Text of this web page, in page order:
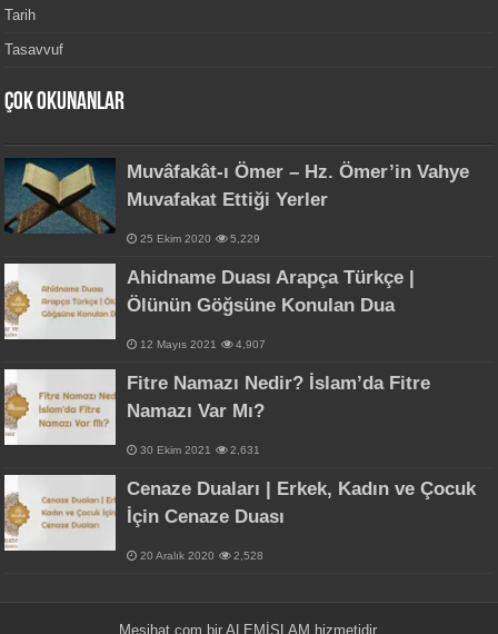
Tarih
Tasavvuf
Çok Okunanlar
Muvâfakât-ı Ömer – Hz. Ömer’in Vahye
Muvafakat Ettiği Yerler
25 Ekim 2020 5,229
Ahidname Duası Arapça Türkçe |
Ölünün Göğsüne Konulan Dua
12 Mayıs 2021 4,907
Fitre Namazı Nedir? İslam’da Fitre
Namazı Var Mı?
30 Ekim 2021 2,631
Cenaze Duaları | Erkek, Kadın ve Çocuk
İçin Cenaze Duası
20 Aralık 2020 2,528
Mesihat.com bir ALEMİSLAM hizmetidir.